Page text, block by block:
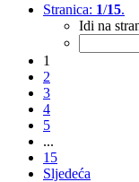
Stranica: 1/15.
Idi na
1
2
3
4
5
...
15
Sljedeća